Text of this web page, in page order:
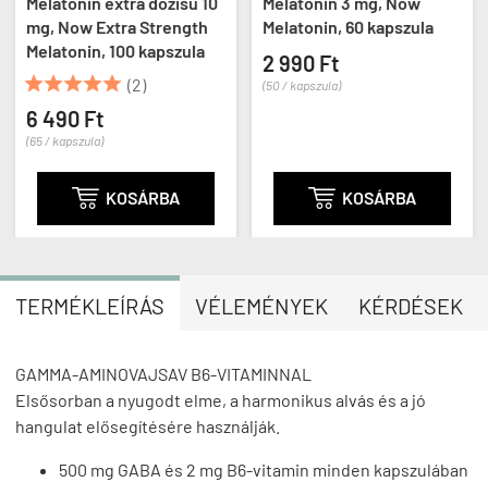
mg, Now Extra Strength
Melatonin, 100 kapszula
 (2)
6 490 Ft
(65 / kapszula)
 KOSÁRBA
Melatonin, 60 kapszula
2 990 Ft
(50 / kapszula)
 KOSÁRBA
TERMÉKLEÍRÁS VÉLEMÉNYEK KÉRDÉSEK
GAMMA-AMINOVAJSAV B6-VITAMINNAL
Elsősorban a nyugodt elme, a harmonikus alvás és a jó
hangulat elősegítésére használják.
500 mg GABA és 2 mg B6-vitamin minden kapszulában